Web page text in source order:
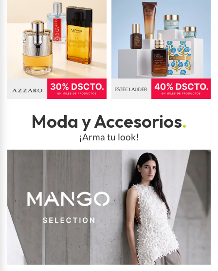
Moda y Accesorios.
¡Arma tu look!